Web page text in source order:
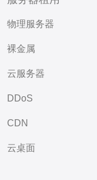
物理服务器
裸金属
云服务器
DDoS
CDN
云桌面